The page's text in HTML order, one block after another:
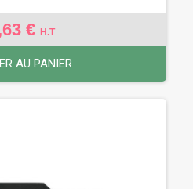
€ H.T
AU PANIER